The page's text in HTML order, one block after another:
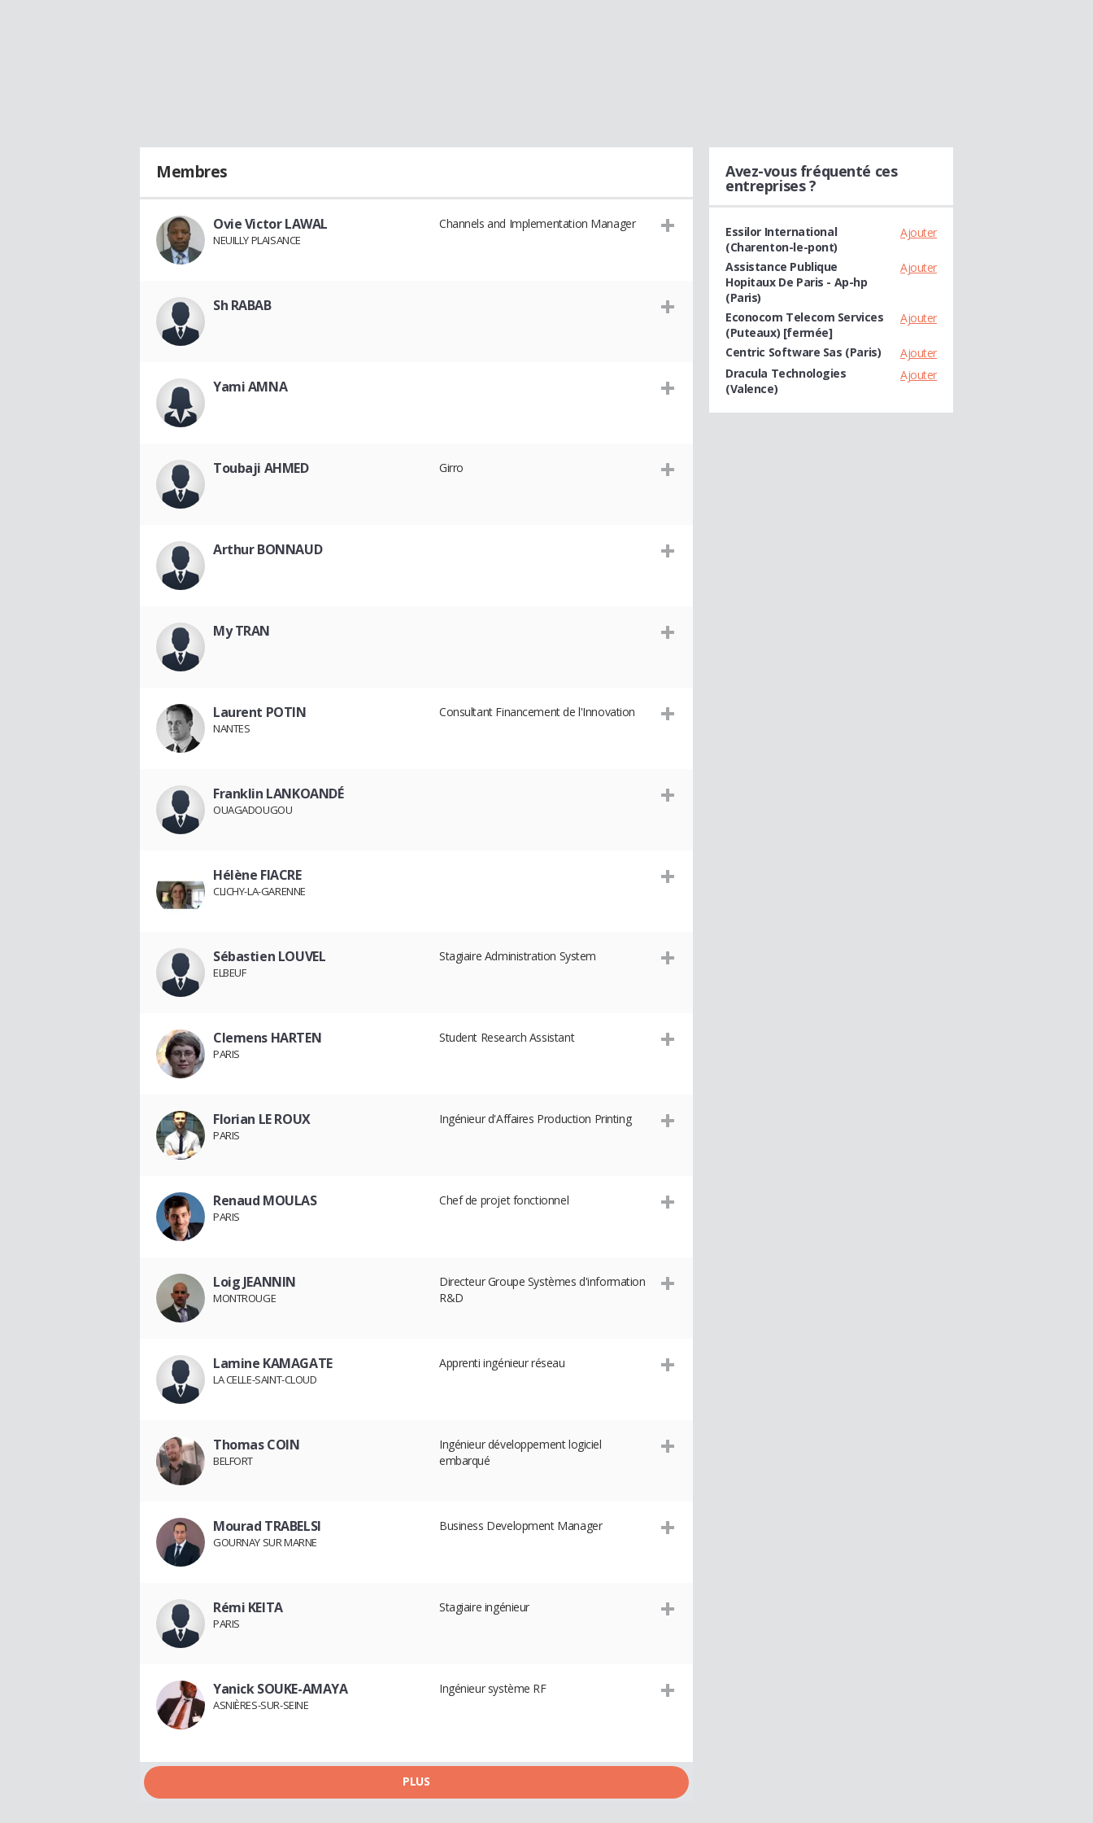
Membres
Ovie Victor LAWAL
NEUILLY PLAISANCE
Channels and Implementation Manager
Sh RABAB
Yami AMNA
Toubaji AHMED Girro
Arthur BONNAUD
My TRAN
Laurent POTIN
NANTES
Consultant Financement de l'Innovation
Franklin LANKOANDÉ
OUAGADOUGOU
Hélène FIACRE
CLICHY-LA-GARENNE
Sébastien LOUVEL
ELBEUF
Stagiaire Administration System
Clemens HARTEN
PARIS
Student Research Assistant
Florian LE ROUX
PARIS
Ingénieur d'Affaires Production Printing
Renaud MOULAS
PARIS
Chef de projet fonctionnel
Loig JEANNIN
MONTROUGE
Directeur Groupe Systèmes d'information
R&D
Lamine KAMAGATE
LA CELLE-SAINT-CLOUD
Apprenti ingénieur réseau
Thomas COIN
BELFORT
Ingénieur développement logiciel
embarqué
Mourad TRABELSI
GOURNAY SUR MARNE
Business Development Manager
Rémi KEITA
PARIS
Stagiaire ingénieur
Yanick SOUKE-AMAYA
ASNIÈRES-SUR-SEINE
Ingénieur système RF
PLUS
Avez-vous fréquenté ces
entreprises ?
Ajouter
Essilor International
(Charenton-le-pont)
Ajouter
Assistance Publique
Hopitaux De Paris - Ap-hp
(Paris)
Ajouter
Econocom Telecom Services
(Puteaux) [fermée]
Ajouter
Centric Software Sas (Paris)
Ajouter
Dracula Technologies
(Valence)